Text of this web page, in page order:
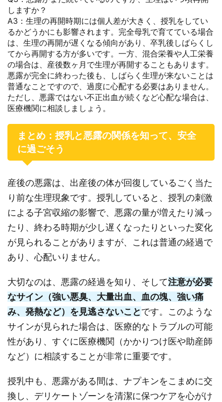
しますか？
A3：生理の再開時期には個人差が大きく、授乳をしてい
るかどうかにも影響されます。完全母乳で育てている場合
は、生理の再開が遅くなる傾向があり、卒乳後しばらくし
てから再開する方が多いです。一方、混合栄養や人工栄養
の場合は、産後数ヶ月で生理が再開することもあります。
悪露が完全に終わった後も、しばらく生理が来ないことは
普通なことですので、過度に心配する必要はありません。
ただし、悪露ではない不正出血が続くなど心配な場合は、
医療機関に相談しましょう。
まとめ：授乳と悪露の関係を知って、安全
に過ごそう
産後の悪露は、出産後の体が回復しているごく当た
り前な生理現象です。授乳していると、授乳の刺激
による子宮収縮の影響で、悪露の量が増えたり減っ
たり、終わる時期が少し遅くなったりといった変化
が見られることがありますが、これは普通の経過で
あり、心配いりません。
大切なのは、悪露の経過を知り、そして注意が必要
なサイン（強い悪臭、大量出血、血の塊、強い痛
み、発熱など）を見逃さないことです。このような
サインが見られた場合は、医療的なトラブルの可能
性があり、すぐに医療機関（かかりつけ医や助産師
など）に相談することが非常に重要です。
授乳中も、悪露がある間は、ナプキンをこまめに交
換し、デリケートゾーンを清潔に保つケアを心がけ